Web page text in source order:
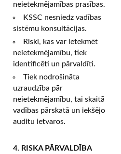
neietekmējamības prasības.
KSSC nesniedz vadības
sistēmu konsultācijas.
Riski, kas var ietekmēt
neietekmējamību, tiek
identificēti un pārvaldīti.
Tiek nodrošināta
uzraudzība pār
neietekmējamību, tai skaitā
vadības pārskatā un iekšējo
auditu ietvaros.
4. RISKA PĀRVALDĪBA